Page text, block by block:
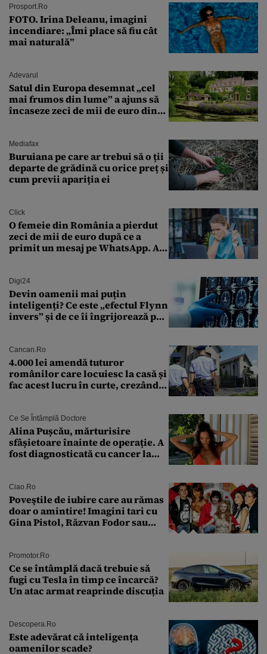
București. Pe ce dată ninge
Prosport.ro
FOTO. Irina Deleanu, imagini
incendiare: „Îmi place să fiu cât
mai naturală”
Adevarul
Satul din Europa desemnat „cel
mai frumos din lume” a ajuns să
încaseze zeci de mii de euro din
Mediafax
Buruiana pe care ar trebui să o ții
departe de grădină cu orice preț și
cum previi apariția ei
Click
O femeie din România a pierdut
zeci de mii de euro după ce a
primit un mesaj pe WhatsApp. A
Digi24
Devin oamenii mai puțin
inteligenți? Ce este „efectul Flynn
invers” și de ce îi îngrijorează pe
Cancan.ro
4.000 lei amendă tuturor
românilor care locuiesc la casă și
fac acest lucru în curte, crezând
Ce Se Întâmplă Doctore
Alina Pușcău, mărturisire
sfâșietoare înainte de operație. A
fost diagnosticată cu cancer la
îmi salvez viața”
Ciao.ro
Poveştile de iubire care au rămas
doar o amintire! Imagini tari cu
Gina Pistol, Răzvan Fodor sau
Promotor.ro
Ce se întâmplă dacă trebuie să
fugi cu Tesla în timp ce încarcă?
Un atac armat reaprinde discuția
Descopera.ro
Este adevărat că inteligența
oamenilor scade?